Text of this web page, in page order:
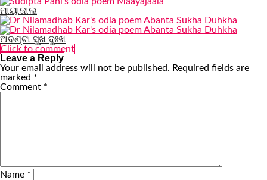
ମାୟାଜାଲ
ଅବଣ୍ଟା ସୁଖ ଦୁଃଖ
Click to comment
Leave a Reply
Your email address will not be published. Required fields are
marked *
Comment *
Name *